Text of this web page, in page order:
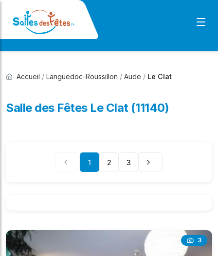
Accueil / Languedoc-Roussillon / Aude / Le Clat
Salle des Fêtes Le Clat (11140)
1 2 3
3